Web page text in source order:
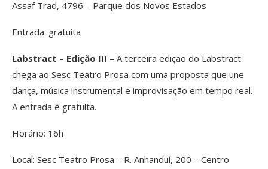
Assaf Trad, 4796 – Parque dos Novos Estados
Entrada: gratuita
Labstract – Edição III – A terceira edição do Labstract
chega ao Sesc Teatro Prosa com uma proposta que une
dança, música instrumental e improvisação em tempo real.
A entrada é gratuita.
Horário: 16h
Local: Sesc Teatro Prosa – R. Anhanduí, 200 – Centro